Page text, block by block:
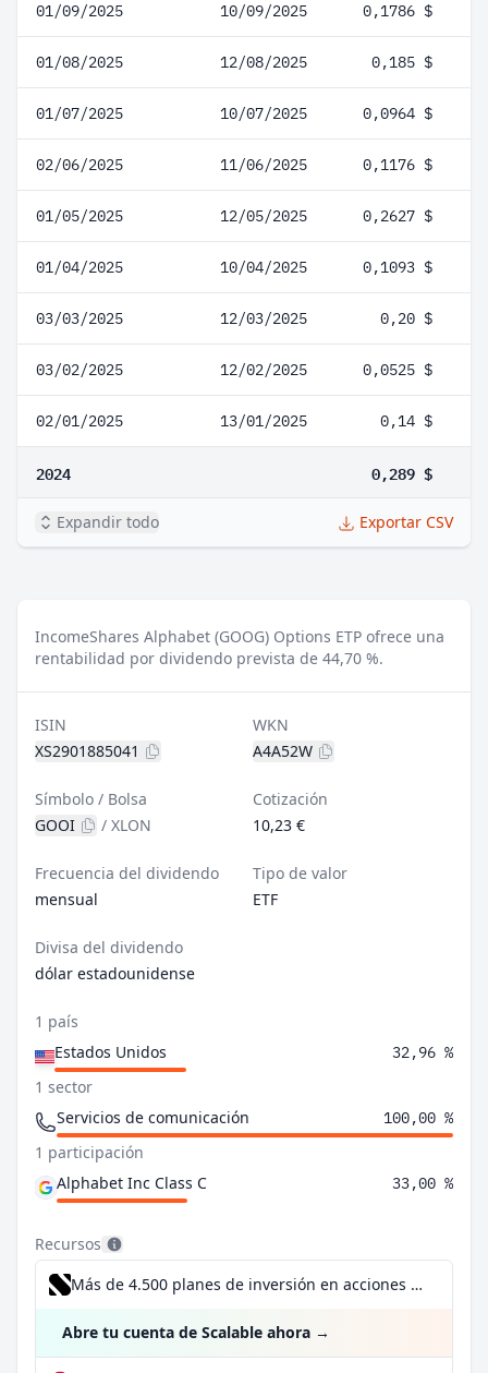
01/09/2025 10/09/2025 0,1786 $
01/08/2025 12/08/2025 0,185 $
01/07/2025 10/07/2025 0,0964 $
02/06/2025 11/06/2025 0,1176 $
01/05/2025 12/05/2025 0,2627 $
01/04/2025 10/04/2025 0,1093 $
03/03/2025 12/03/2025 0,20 $
03/02/2025 12/02/2025 0,0525 $
02/01/2025 13/01/2025 0,14 $
2024 0,289 $
Expandir todo Exportar CSV
IncomeShares Alphabet (GOOG) Options ETP ofrece una
rentabilidad por dividendo prevista de 44,70 %.
ISIN
XS2901885041
WKN
A4A52W
Símbolo / Bolsa
GOOI
/ XLON
Cotización
10,23 €
Frecuencia del dividendo
mensual
Tipo de valor
ETF
Divisa del dividendo
dólar estadounidense
1 país
Estados Unidos
32,96 %
1 sector
Servicios de comunicación
100,00 %
1 participación
Alphabet Inc Class C
33,00 %
Recursos
Más de 4.500 planes de inversión en acciones desde 1 €
Abre tu cuenta de Scalable ahora →